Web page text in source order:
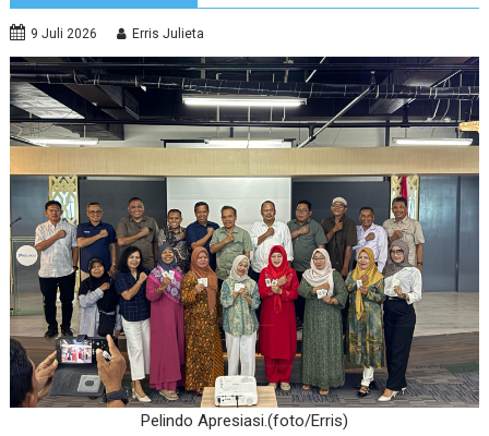
9 Juli 2026 Erris Julieta
Pelindo Apresiasi.(foto/Erris)